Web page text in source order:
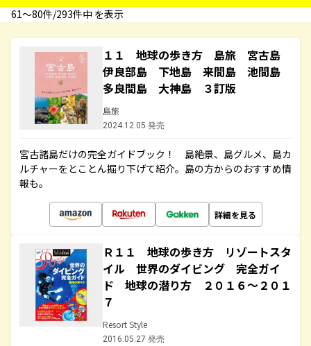
61〜80件/293件中 を表示
１１ 地球の歩き方 島旅 宮古島
伊良部島 下地島 来間島 池間島
多良間島 大神島 ３訂版
島旅
2024.12.05 発売
宮古諸島だけの完全ガイドブック！ 島絶景、島グルメ、島カ
ルチャーをとことん掘り下げて紹介。島の方からのおすすめ情
報も。
詳細を見る
Ｒ１１ 地球の歩き方 リゾートスタ
イル 世界のダイビング 完全ガイ
ド 地球の潜り方 ２０１６～２０１
７
Resort Style
2016.05.27 発売